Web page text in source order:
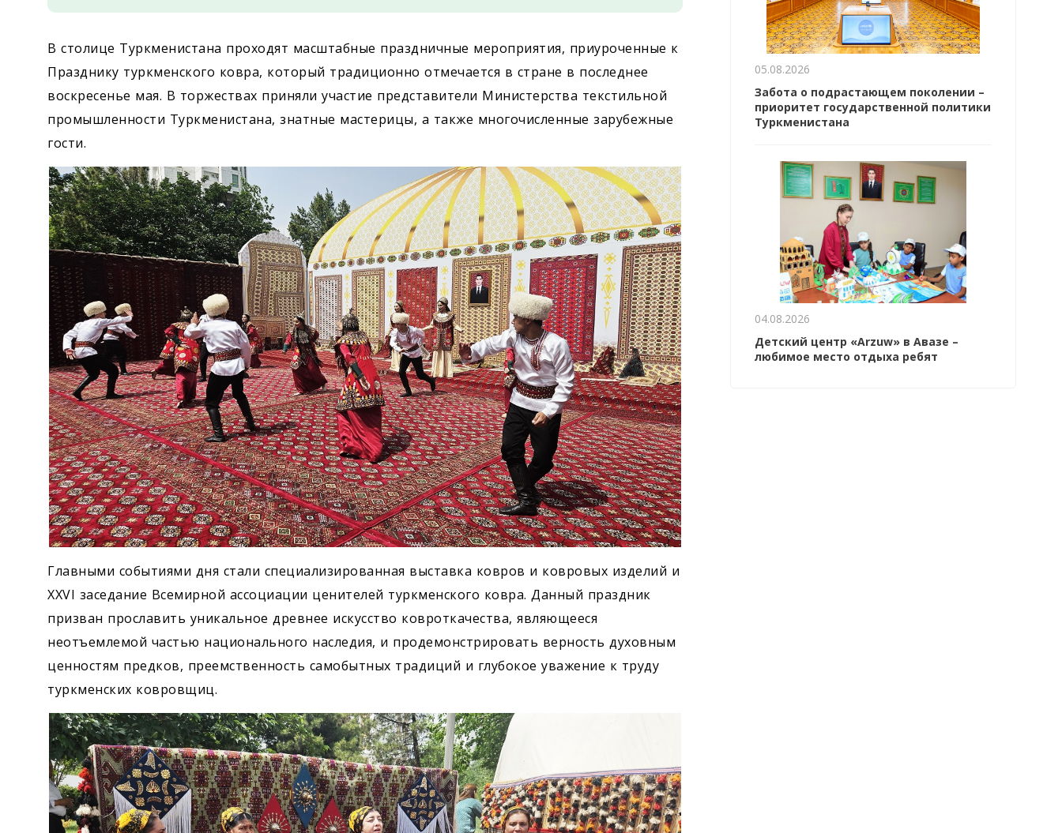
В столице Туркменистана проходят масштабные праздничные мероприятия, приуроченные к
Празднику туркменского ковра, который традиционно отмечается в стране в последнее
воскресенье мая. В торжествах приняли участие представители Министерства текстильной
промышленности Туркменистана, знатные мастерицы, а также многочисленные зарубежные
гости.
Главными событиями дня стали специализированная выставка ковров и ковровых изделий и
XXVI заседание Всемирной ассоциации ценителей туркменского ковра. Данный праздник
призван прославить уникальное древнее искусство ковроткачества, являющееся
неотъемлемой частью национального наследия, и продемонстрировать верность духовным
ценностям предков, преемственность самобытных традиций и глубокое уважение к труду
туркменских ковровщиц.
05.08.2026
Забота о подрастающем поколении –
приоритет государственной политики
Туркменистана
04.08.2026
Детский центр «Arzuw» в Авазе –
любимое место отдыха ребят